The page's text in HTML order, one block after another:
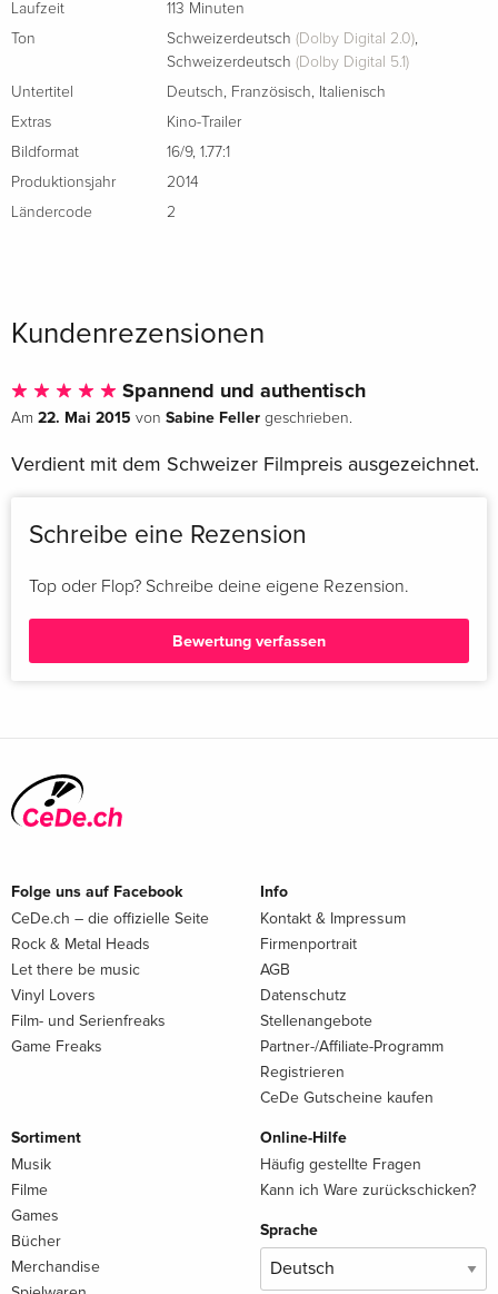
Laufzeit
113 Minuten
Ton
Schweizerdeutsch (Dolby Digital 2.0),
Schweizerdeutsch (Dolby Digital 5.1)
Untertitel
Deutsch, Französisch, Italienisch
Extras
Kino-Trailer
Bildformat
16/9, 1.77:1
Produktionsjahr
2014
Ländercode
2
Kundenrezensionen
Spannend und authentisch
Am 22. Mai 2015 von Sabine Feller geschrieben.
Verdient mit dem Schweizer Filmpreis ausgezeichnet.
Schreibe eine Rezension
Top oder Flop? Schreibe deine eigene Rezension.
Bewertung verfassen
Folge uns auf Facebook
CeDe.ch – die offizielle Seite
Rock & Metal Heads
Let there be music
Vinyl Lovers
Film- und Serienfreaks
Game Freaks
Info
Kontakt & Impressum
Firmenportrait
AGB
Datenschutz
Stellenangebote
Partner-/Affiliate-Programm
Registrieren
CeDe Gutscheine kaufen
Sortiment
Musik
Filme
Games
Bücher
Merchandise
Online-Hilfe
Häufig gestellte Fragen
Kann ich Ware zurückschicken?
Sprache